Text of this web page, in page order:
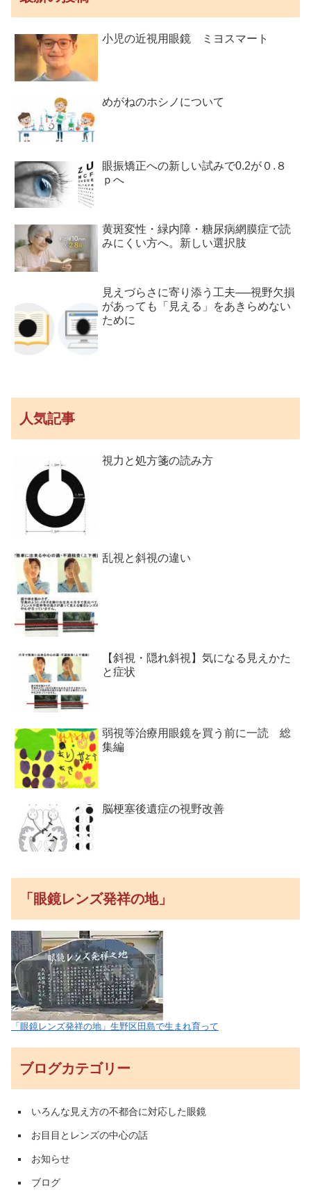
小児の近視用眼鏡 ミヨスマート
めがねのホシノについて
眼振矯正への新しい試みで0.2が０.８
ｐへ
黄斑変性・緑内障・糖尿病網膜症で読
みにくい方へ。新しい選択肢
見えづらさに寄り添う工夫──視野欠損
があっても「見える」をあきらめない
ために
人気記事
視力と処方箋の読み方
乱視と斜視の違い
【斜視・隠れ斜視】気になる見えかた
と症状
弱視等治療用眼鏡を買う前に一読 総
集編
脳梗塞後遺症の視野改善
「眼鏡レンズ発祥の地」
「眼鏡レンズ発祥の地」生野区田島で生まれ育って
ブログカテゴリー
いろんな見え方の不都合に対応した眼鏡
お目目とレンズの中心の話
お知らせ
ブログ